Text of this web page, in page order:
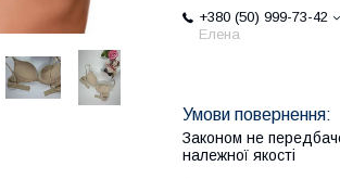
+380 (50) 999-73-42
Елена
Законом не
належної якості